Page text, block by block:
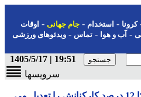
-استخدام- جام جهانی-اوقات
آب و هوا-تماس-ویدئوهای ورزشی
19:51 | 1405/5/17
سرویسها